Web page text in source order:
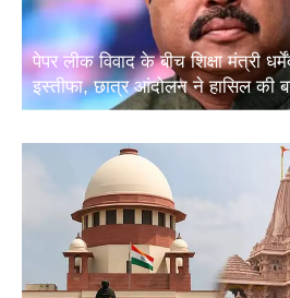
पेपर लीक विवाद के बीच शिक्षा मंत्री
इस्तीफा, छात्र आंदोलन ने हासिल की